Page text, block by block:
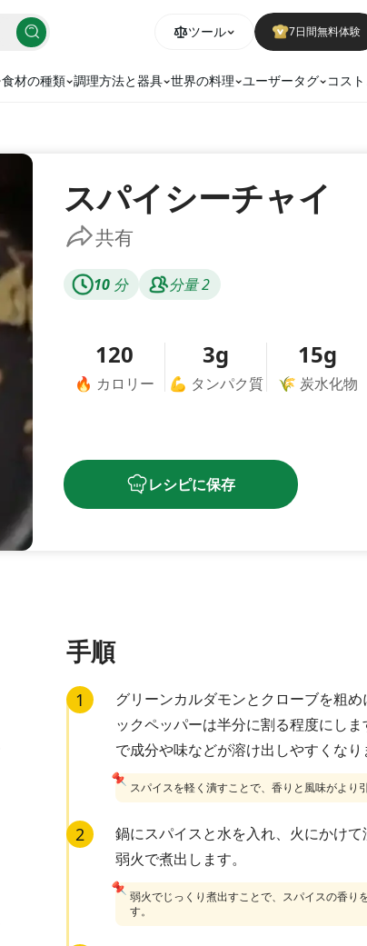
ツール 7日間無料体験
食材の種類 調理方法と器具 世界の料理 ユーザータグ コス
スパイシーチャイ
共有
10 分 分量 2
120
🔥 カロリー
3g
💪 タンパク質
15g
🌾 炭水化物
レシピに保存
手順
1
グリーンカルダモンとクローブを粗
ックペッパーは半分に割る程度にし
で成分や味などが溶け出しやすくなり
スパイスを軽く潰すことで、香りと風味がより
📌
2
鍋にスパイスと水を入れ、火にかけ
弱火で煮出します。
弱火でじっくり煮出すことで、スパイスの香り
す。
📌